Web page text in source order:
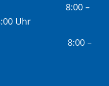
8:00 –
Uhr
8:00 –